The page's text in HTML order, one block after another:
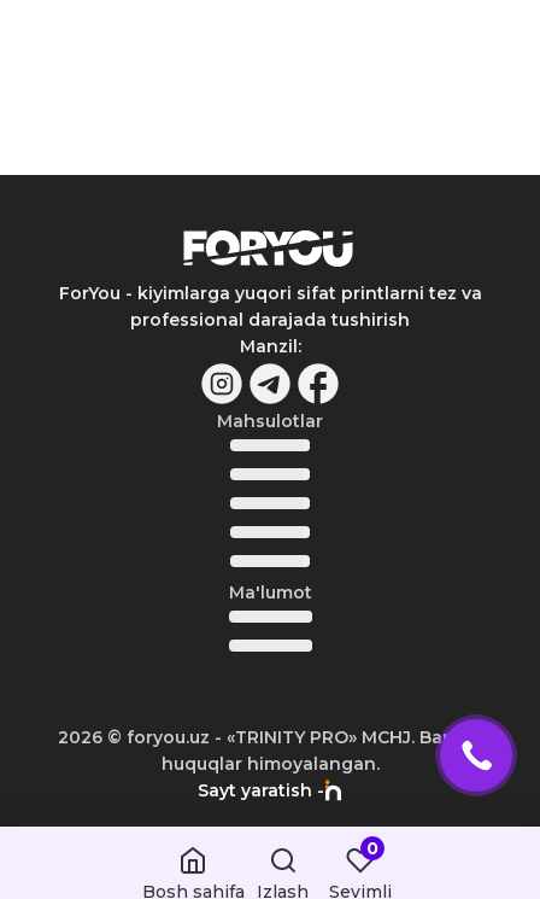
ForYou - kiyimlarga yuqori sifat printlarni tez va
professional darajada tushirish
Manzil:
Mahsulotlar
Ma'lumot
2026© foryou.uz - «TRINITY PRO» MCHJ. Barcha
huquqlar himoyalangan.
Sayt yaratish -
Bosh sahifa Izlash
0
Sevimli